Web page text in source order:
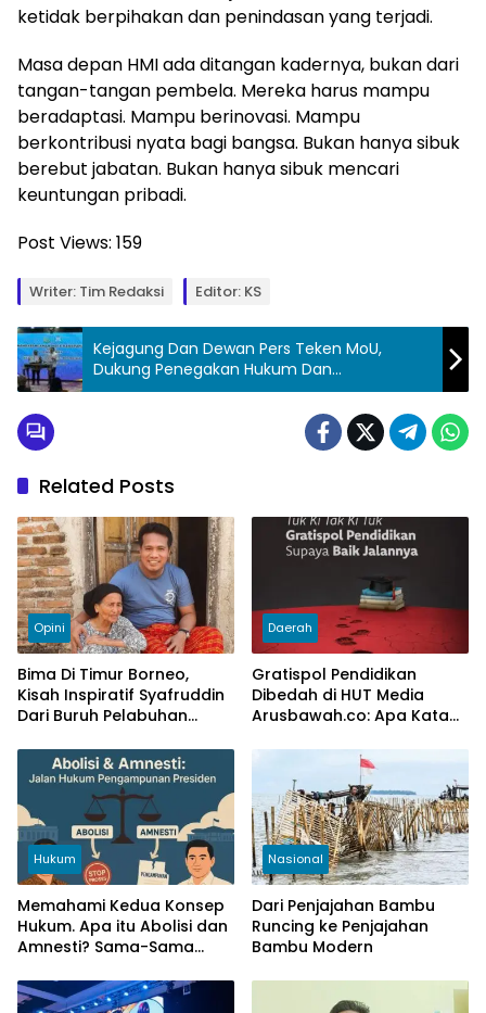
ketidak berpihakan dan penindasan yang terjadi.
Masa depan HMI ada ditangan kadernya, bukan dari
tangan-tangan pembela. Mereka harus mampu
beradaptasi. Mampu berinovasi. Mampu
berkontribusi nyata bagi bangsa. Bukan hanya sibuk
berebut jabatan. Bukan hanya sibuk mencari
keuntungan pribadi.
Post Views: 159
Writer: Tim Redaksi Editor: KS
Kejagung Dan Dewan Pers Teken MoU,
Dukung Penegakan Hukum Dan
Kemerdekaan Pers
Related Posts
Opini
Bima Di Timur Borneo,
Kisah Inspiratif Syafruddin
Dari Buruh Pelabuhan
Daerah
Gratispol Pendidikan
Dibedah di HUT Media
Arusbawah.co: Apa Kata
Hukum
Memahami Kedua Konsep
Hukum. Apa itu Abolisi dan
Amnesti? Sama-Sama
Beda
Nasional
Dari Penjajahan Bambu
Runcing ke Penjajahan
Bambu Modern